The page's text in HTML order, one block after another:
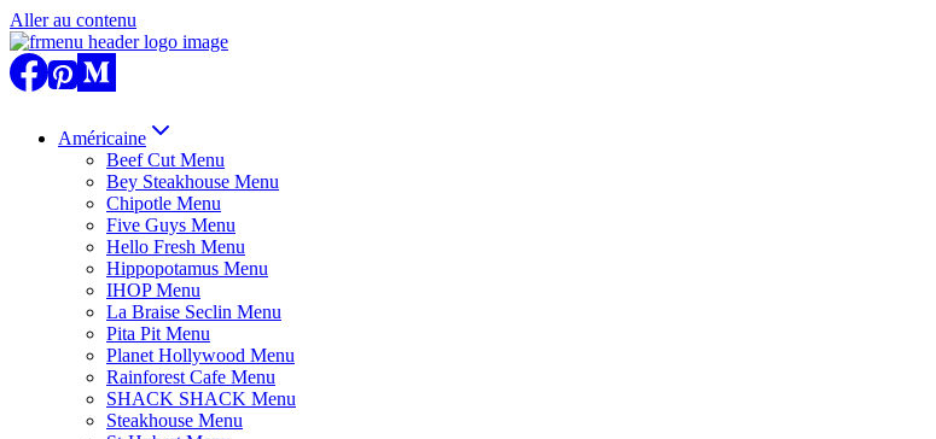
Aller au contenu
Américaine
Beef Cut Menu
Bey Steakhouse Menu
Chipotle Menu
Five Guys Menu
Hello Fresh Menu
Hippopotamus Menu
IHOP Menu
La Braise Seclin Menu
Pita Pit Menu
Planet Hollywood Menu
Rainforest Cafe Menu
SHACK SHACK Menu
Steakhouse Menu